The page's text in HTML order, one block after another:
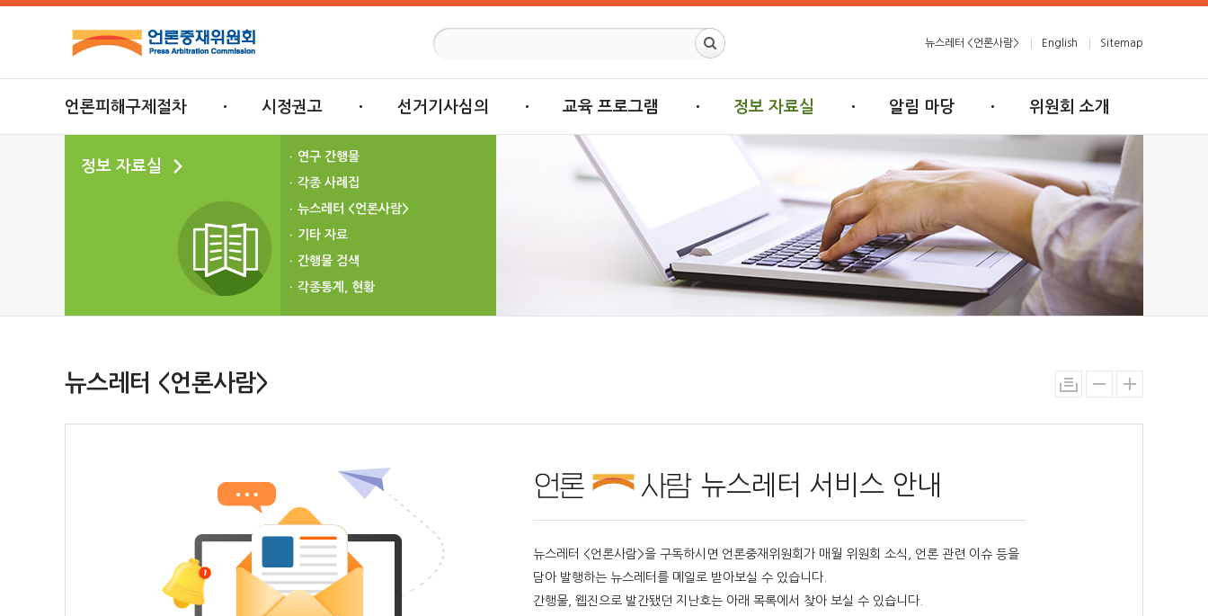
뉴스레터 <언론사람> English Sitemap
언론피해구제절차 시정권고 선거기사심의 교육 프로그램 정보 자료실 알림 마당 위원회 소개
정보 자료실
연구 간행물
각종 사례집
뉴스레터 <언론사람>
기타 자료
간행물 검색
각종통계, 현황
뉴스레터 <언론사람>
뉴스레터 서비스 안내
뉴스레터 <언론사람>을 구독하시면 언론중재위원회가 매월 위원회 소식, 언론 관련 이슈 등을
담아 발행하는 뉴스레터를 메일로 받아보실 수 있습니다.
간행물, 웹진으로 발간됐던 지난호는 아래 목록에서 찾아 보실 수 있습니다.